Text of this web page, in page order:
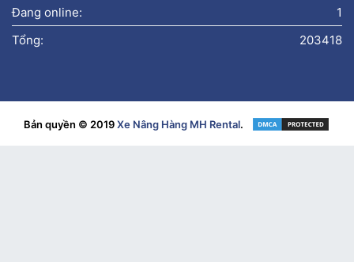
1
Đang online:
203418
Tổng:
Bản quyền © 2019Xe Nâng Hàng MH Rental.